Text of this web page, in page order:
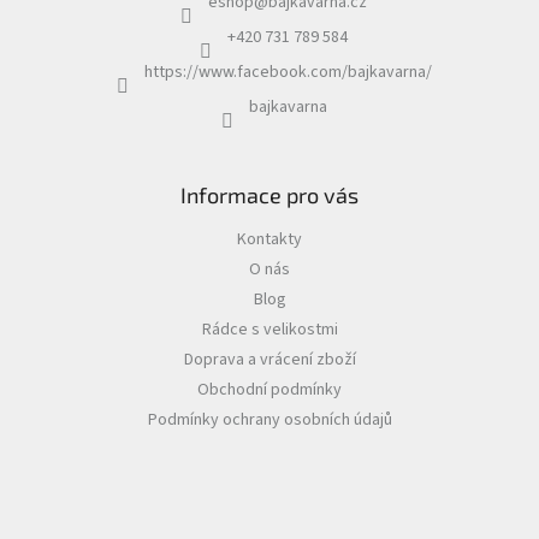
+420 731 789 584
https://www.facebook.com/bajkavarna/
bajkavarna
Informace pro vás
Kontakty
O nás
Blog
Rádce s velikostmi
Doprava a vrácení zboží
Obchodní podmínky
Podmínky ochrany osobních údajů